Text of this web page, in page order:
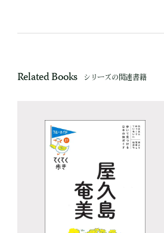
Related Books シリーズの関連書籍